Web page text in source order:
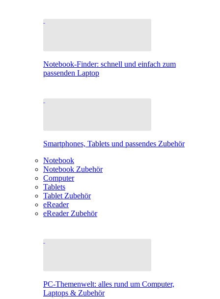
Notebook-Finder: schnell und einfach zum
passenden Laptop
Smartphones, Tablets und passendes Zubehör
Notebook
Notebook Zubehör
Computer
Tablets
Tablet Zubehör
eReader
eReader Zubehör
PC-Themenwelt: alles rund um Computer,
Laptops & Zubehör